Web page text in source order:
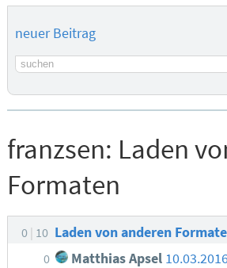
neuer Beitrag
Suchbegriff
franzsen: Laden
Formaten
0 10 Laden von anderen
0 Matthias Apsel